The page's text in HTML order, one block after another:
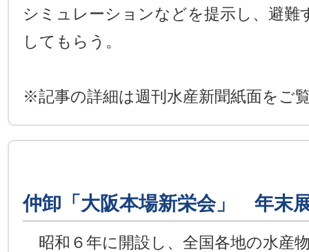
シミュレーションなどを提示し、避難
してもらう。
※記事の詳細は週刊水産新聞紙面をご
仲卸「大阪本場新栄会」 年末
昭和６年に開設し、全国各地の水産